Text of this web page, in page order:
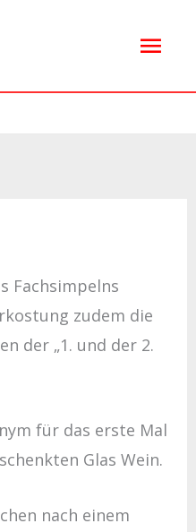
Fachsimpelns
zudem die
der „1. und der 2.
für das erste Mal
Glas Wein.
nach einem